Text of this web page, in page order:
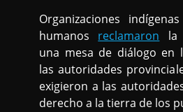
Organizaciones
humanos reclamaron la
una mesa de diálogo en
las autoridades
exigieron a las
derecho a la tierra de los